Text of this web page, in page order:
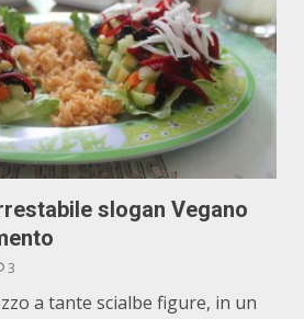
slogan Vegano
3
a tante scialbe figure, in un